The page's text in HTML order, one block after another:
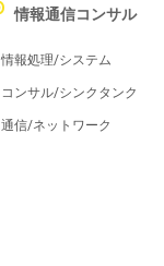
情報通信コンサル
情報処理/システム
コンサル/シンクタンク
通信/ネットワーク